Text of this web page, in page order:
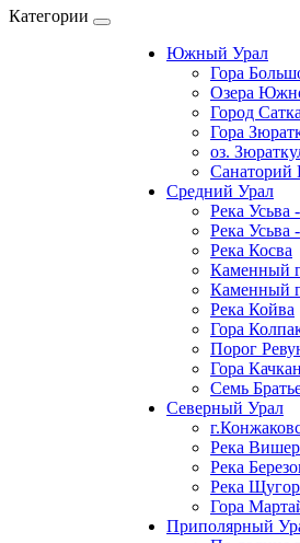
Категории
Южный Урал
Гора
Озера
Город Сатка
Гора
оз.
Санаторий
Средний Урал
Река Усьва
Река Усьва
Река Косва
Каменный
Каменный
Река Койва
Гора
Порог
Гора
Семь
Северный Урал
Река
Река
Река Щугор
Гора
Приполярный